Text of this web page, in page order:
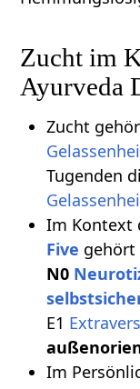
Zucht im
Ayurveda
Zucht
Tugenden
Im Kontext
Five gehört
N0
E1
Im